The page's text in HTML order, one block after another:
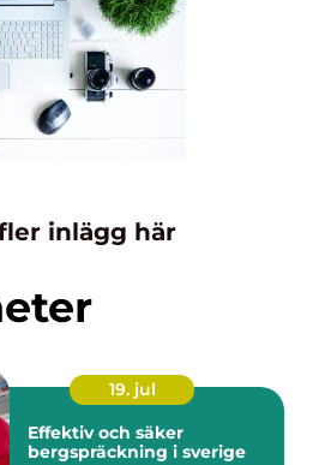
inlägg här
19. jul
Effektiv och säker
bergspräckning i sverige